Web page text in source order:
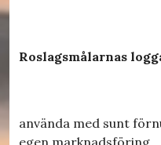
Roslagsmålarnas
använda med sunt
egen marknadsföring